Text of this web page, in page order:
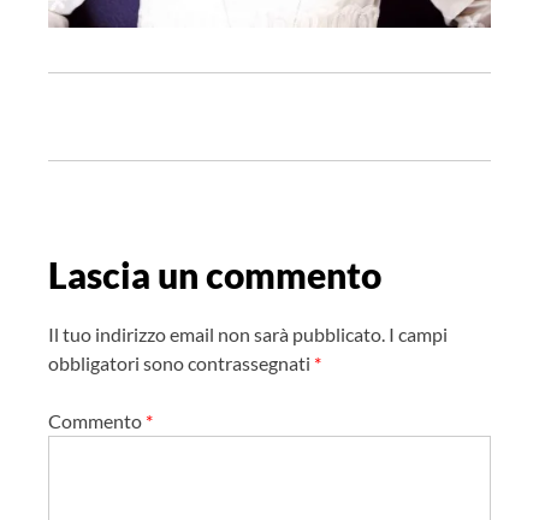
a
g
a
z
i
n
Lascia un commento
Il tuo indirizzo email non sarà pubblicato. I campi
obbligatori sono contrassegnati *
Commento *